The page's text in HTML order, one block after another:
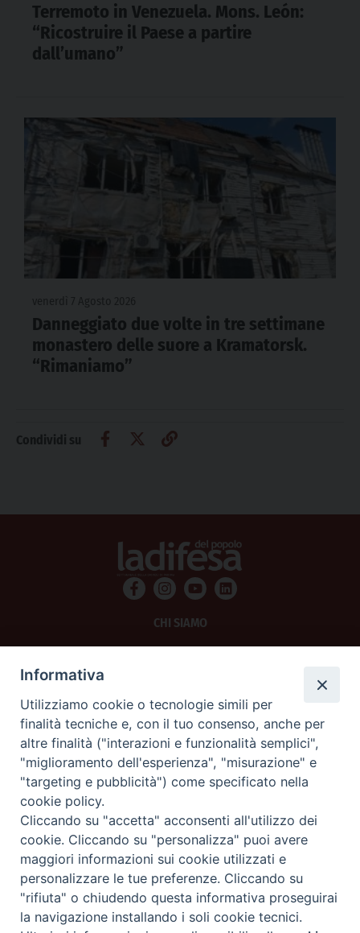
Terremoto in Venezuela. Mons. León:
“Ricostruire il Paese a partire
dall’umano”
Danneggiato due volte in tre settimane
monastero delle suore a Kramatorsk.
“Rimaniamo”
Condividi su
CHI SIAMO
SCRIVICI
La Difesa srl - P.iva 05125420280
La Difesa del Popolo percepisce i contributi pubblici all'editoria.
La Difesa del Popolo, tramite la Fisc (Federazione Italiana Settimanali Cattolici)
ha aderito allo IAP (Istituto dell'Autodisciplina Pubblicitaria) accettando il Codice
di Autodisciplina della Comunicazione Commerciale.
La Difesa del Popolo è una testata registrata presso il Tribunale di Padova
decreto del 15 giugno 1950 al n. 37 del registro periodici.
Informativa
Utilizziamo cookie o tecnologie simili per
finalità tecniche e, con il tuo consenso, anche per
altre finalità ("interazioni e funzionalità semplici",
"miglioramento dell'esperienza", "misurazione" e
"targeting e pubblicità") come specificato nella
cookie policy.
Cliccando su "accetta" acconsenti all'utilizzo dei
cookie. Cliccando su "personalizza" puoi avere
maggiori informazioni sui cookie utilizzati e
personalizzare le tue preferenze. Cliccando su
"rifiuta" o chiudendo questa informativa proseguirai
la navigazione installando i soli cookie tecnici.